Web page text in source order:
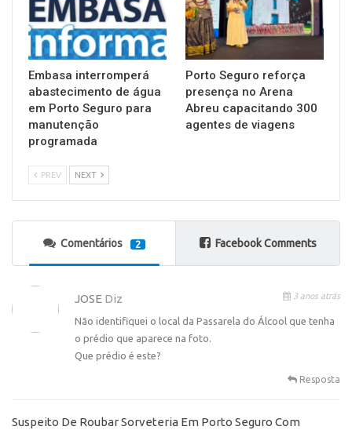
Embasa interromperá
abastecimento de água
em Porto Seguro para
manutenção
programada
Porto Seguro reforça
presença no Arena
Abreu capacitando 300
agentes de viagens
PREV NEXT
Comentários 2 Facebook Comments
JOSE Diz 3 anos atrás
Não identifiquei o local da Passarela do Álcool que tenha
o prédio que aparece na foto.
Que prédio é este?
Resposta
Suspeito De Roubar Sorveteria Em Porto Seguro Com